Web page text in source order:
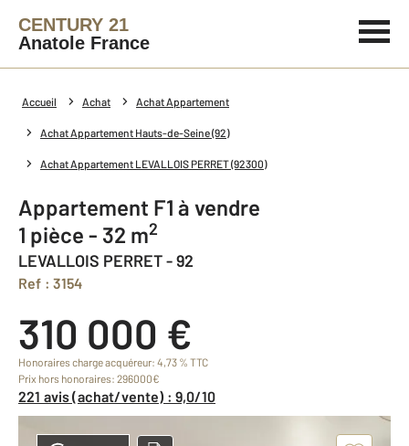
CENTURY 21
Anatole France
Accueil Achat Achat Appartement
Achat Appartement Hauts-de-Seine (92)
Achat Appartement LEVALLOIS PERRET (92300)
Appartement F1 à vendre
1 pièce - 32 m2
LEVALLOIS PERRET - 92
Ref : 3154
310 000 €
Honoraires charge acquéreur: 4,73 % TTC
Prix hors honoraires: 296000€
221 avis (achat/vente) : 9,0/10